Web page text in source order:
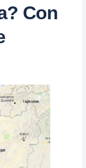
Momento
Combatiente
CQB
Con